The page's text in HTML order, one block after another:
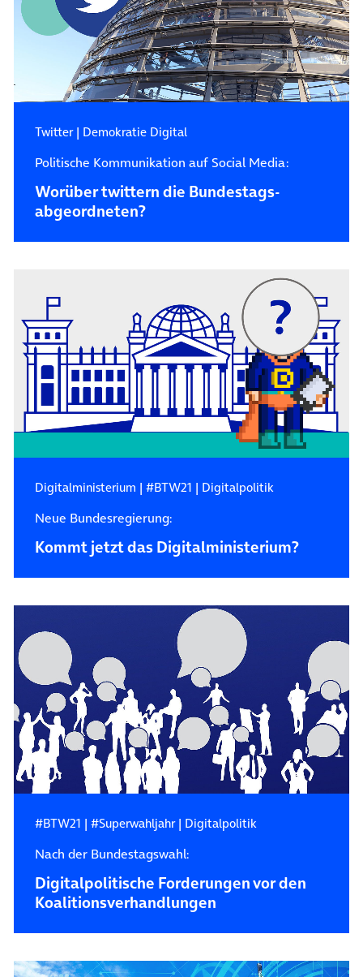
Twitter| Demokratie Digital
Politische Kommunikation auf Social Media:
Worüber twittern die Bundestags­
abgeordneten?
Digitalministerium | #BTW21 | Digitalpolitik
Neue Bundesregierung:
Kommt jetzt das Digitalministerium?
#BTW21 | #Superwahljahr| Digitalpolitik
Nach der Bundestagswahl:
Digitalpolitische Forderungen vor den
Koalitions­verhandlungen